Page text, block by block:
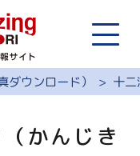
ダウンロード） 十
かんじき